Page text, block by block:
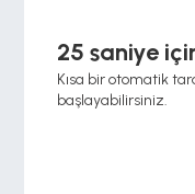
25 saniye
Kısa bir otomatik
başlayabilirsiniz.